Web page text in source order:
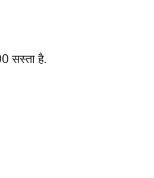
सस्ता है.